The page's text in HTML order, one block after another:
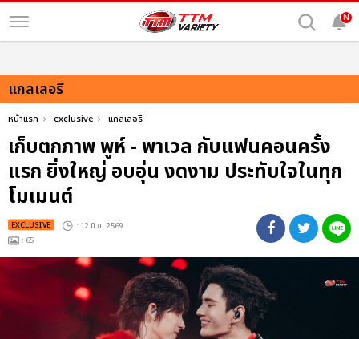
N
แกลเลอรี
หน้าแรก exclusive แกลเลอรี
เก็บตกภาพ พูห์ - พาเวล กับแฟนคอนครั้ง
แรก ยิ่งใหญ่ อบอุ่น งดงาม ประทับใจในทุก
โมเมนต์
EXCLUSIVE : 12 มิ.ย. 2569
: 65